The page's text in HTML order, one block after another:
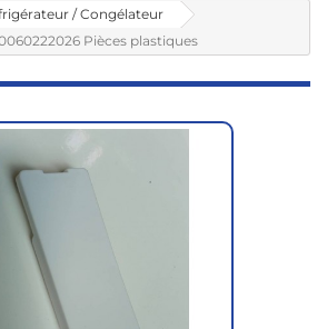
/ Congélateur
Pièces plastiques